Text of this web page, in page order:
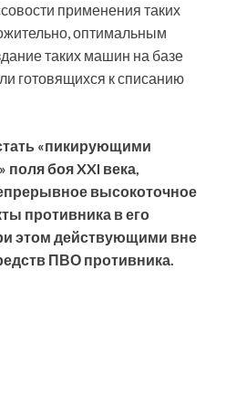
применения таких
оптимальным
таких машин на базе
готовящихся к списанию
«пикирующими
боя XXI века,
высокоточное
противника в его
этом действующими вне
ПВО противника.